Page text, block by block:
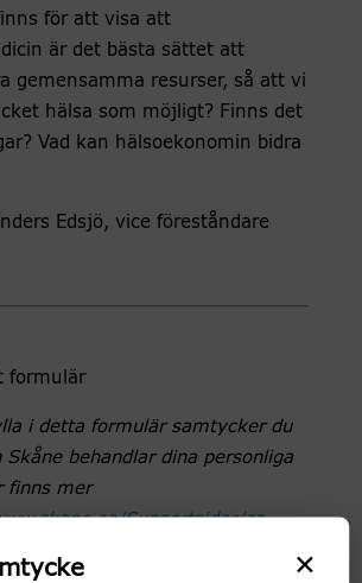
för att visa att
är det bästa sättet att
gemensamma resurser, så att vi
hälsa som möjligt? Finns det
Vad kan hälsoekonomin bidra
Edsjö, vice föreståndare
formulär
i detta formulär samtycker du
behandlar dina personliga
finns mer
Supportsidor/sa-
×